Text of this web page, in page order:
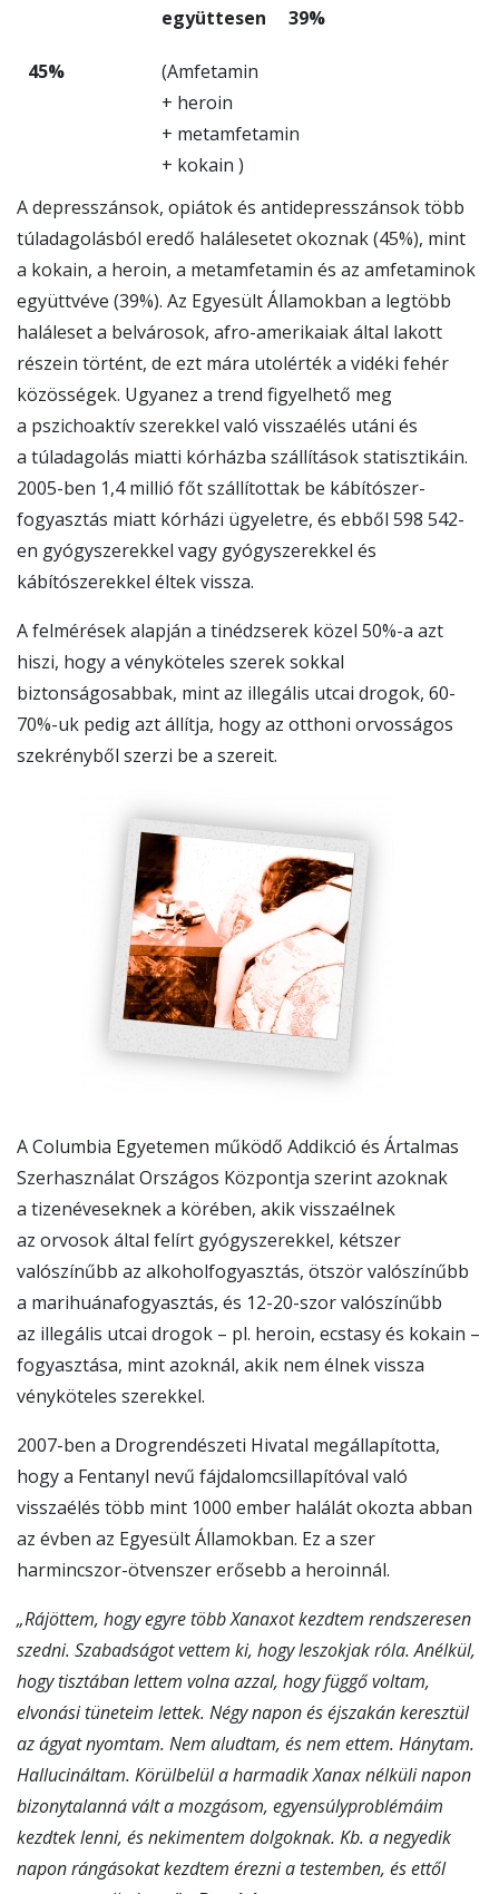
együttesen
39%
45%
(Amfetamin
+ heroin
+ metamfetamin
+ kokain )
A depresszánsok, opiátok és antidepresszánsok több
túladagolásból eredő halálesetet okoznak (45%), mint
a kokain, a heroin, a metamfetamin és az amfetaminok
együttvéve (39%). Az Egyesült Államokban a legtöbb
haláleset a belvárosok, afro-amerikaiak által lakott
részein történt, de ezt mára utolérték a vidéki fehér
közösségek. Ugyanez a trend figyelhető meg
a pszichoaktív szerekkel való visszaélés utáni és
a túladagolás miatti kórházba szállítások statisztikáin.
2005-ben 1,4 millió főt szállítottak be kábítószer-
fogyasztás miatt kórházi ügyeletre, és ebből 598 542-
en gyógyszerekkel vagy gyógyszerekkel és
kábítószerekkel éltek vissza.
A felmérések alapján a tinédzserek közel 50%-a azt
hiszi, hogy a vényköteles szerek sokkal
biztonságosabbak, mint az illegális utcai drogok, 60-
70%-uk pedig azt állítja, hogy az otthoni orvosságos
szekrényből szerzi be a szereit.
A Columbia Egyetemen működő Addikció és Ártalmas
Szerhasználat Országos Központja szerint azoknak
a tizenéveseknek a körében, akik visszaélnek
az orvosok által felírt gyógyszerekkel, kétszer
valószínűbb az alkoholfogyasztás, ötször valószínűbb
a marihuánafogyasztás, és 12-20-szor valószínűbb
az illegális utcai drogok – pl. heroin, ecstasy és kokain –
fogyasztása, mint azoknál, akik nem élnek vissza
vényköteles szerekkel.
2007-ben a Drogrendészeti Hivatal megállapította,
hogy a Fentanyl nevű fájdalomcsillapítóval való
visszaélés több mint 1000 ember halálát okozta abban
az évben az Egyesült Államokban. Ez a szer
harmincszor-ötvenszer erősebb a heroinnál.
„Rájöttem, hogy egyre több Xanaxot kezdtem rendszeresen
szedni. Szabadságot vettem ki, hogy leszokjak róla. Anélkül,
hogy tisztában lettem volna azzal, hogy függő voltam,
elvonási tüneteim lettek. Négy napon és éjszakán keresztül
az ágyat nyomtam. Nem aludtam, és nem ettem. Hánytam.
Hallucináltam. Körülbelül a harmadik Xanax nélküli napon
bizonytalanná vált a mozgásom, egyensúlyproblémáim
kezdtek lenni, és nekimentem dolgoknak. Kb. a negyedik
napon rángásokat kezdtem érezni a testemben, és ettől